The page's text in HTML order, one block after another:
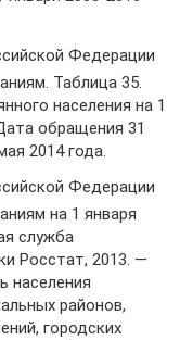
Федерации
Таблица 35.
населения на 1
обращения 31
2014 года.
Федерации
на 1 января
служба
Росстат, 2013. —
населения
районов,
городских